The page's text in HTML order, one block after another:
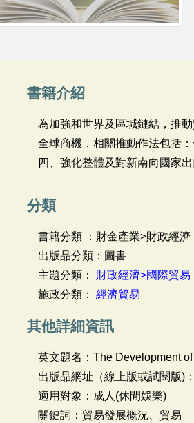
書籍介紹
為加強和世界及區堿鏈結，推
全球商機，相關推動作法包括
四、強化整體及對新南向國家
分類
書籍分類 ：財金產業>財政經濟
出版品分類：圖書
主題分類： 財政經濟>國際貿易
施政分類： 經濟貿易
其他詳細資訊
英文題名： The Development
出版品網址（線上版或試閱版)
適用對象：成人(休閒娛樂)
關鍵詞：貿易發展概況、貿易